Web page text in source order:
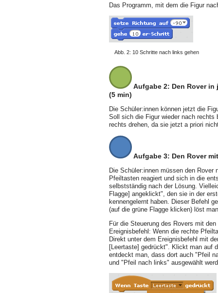
Das Programm, mit dem die Figur
Abb. 2: 10 Schritte nach links gehen
Aufgabe 2: Den Rover
(5 min)
Die Schüler:innen können jetzt die
Soll sich die Figur wieder nach
rechts drehen, da sie jetzt a priori
Aufgabe 3: Den Rover
Die Schüler:innen müssen den Rover
Pfeiltasten reagiert und sich in die
selbstständig nach der Lösung.
Flagge] angeklickt", den sie in der
kennengelernt haben. Dieser Befehl
(auf die grüne Flagge klicken) löst
Für die Steuerung des Rovers mit
Ereignisbefehl: Wenn die rechte
Direkt unter dem Ereignisbefehl mit
[Leertaste] gedrückt". Klickt man auf
entdeckt man, dass dort auch "Pfeil
und "Pfeil nach links" ausgewählt